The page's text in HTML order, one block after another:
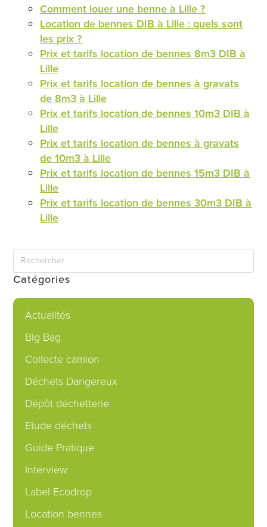
Comment louer une benne à Lille ?
Location de bennes DIB à Lille : quels sont
les prix ?
Prix et tarifs location de bennes 8m3 DIB à
Lille
Prix et tarifs location de bennes à gravats
de 8m3 à Lille
Prix et tarifs location de bennes 10m3 DIB à
Lille
Prix et tarifs location de bennes à gravats
de 10m3 à Lille
Prix et tarifs location de bennes 15m3 DIB à
Lille
Prix et tarifs location de bennes 30m3 DIB à
Lille
Catégories
Actualités
Big Bag
Collecte camion
Déchets Dangereux
Dépôt déchetterie
Etude déchets
Guide Pratique
Interview
Label Ecodrop
Location bennes